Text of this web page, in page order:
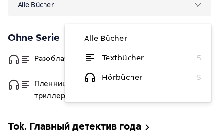
Alle Bücher
Alle Bücher
Textbücher
5
Hörbücher
5
Ohne Serie
Разоблачение Оливера Райана von 5,68 €
Пленницы. Комплект из 3
триллеров про маньяков
Tok. Главный детектив года